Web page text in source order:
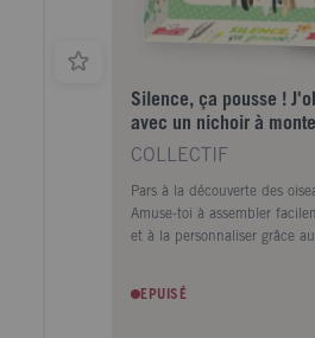
Silence, ça pousse !
avec un nichoir à
COLLECTIF
Pars à la découverte des
Amuse-toi à assembler
et à la personnaliser grâce
également dans ton livre
EPUISÉ